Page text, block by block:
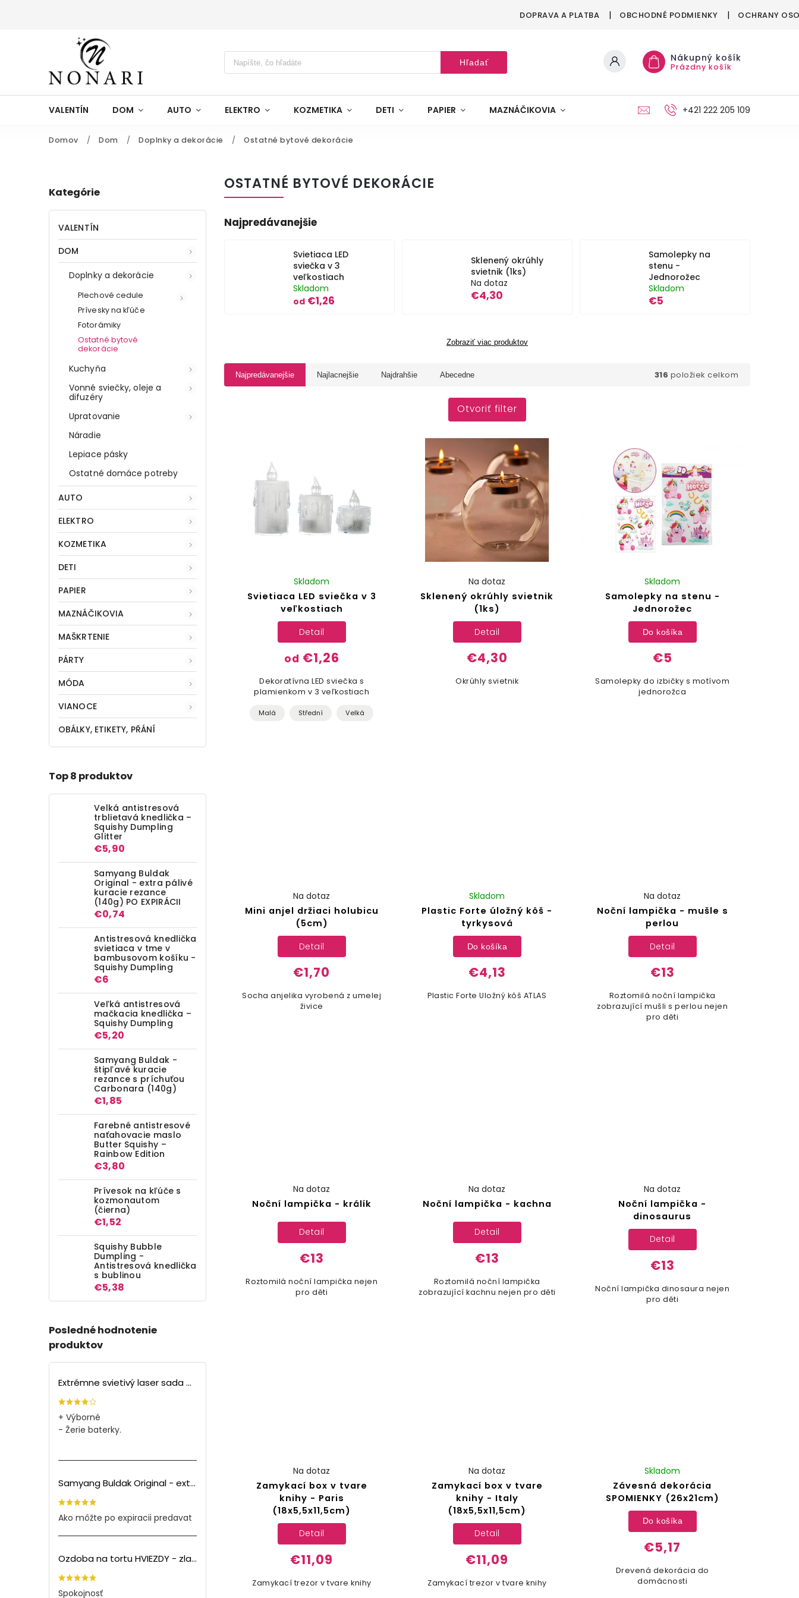
DOPRAVA A PLATBA OBCHODNÉ PODMIENKY OCHRANY
Hľadať Nákupný košík
Prázdny košík
VALENTÍN DOM AUTO ELEKTRO KOZMETIKA DETI PAPIER MAZNÁČIKOVIA MAŠKRTENIE PÁRTY MÓDA
+421 222 205 109
Domov / Dom / Doplnky a dekorácie / Ostatné bytové dekorácie
Kategórie
VALENTÍN
DOM
Doplnky a dekorácie
Plechové cedule
Prívesky na kľúče
Fotorámiky
Ostatné bytové
dekorácie
Kuchyňa
Vonné sviečky, oleje a
difuzéry
Upratovanie
Náradie
Lepiace pásky
Ostatné domáce potreby
AUTO
ELEKTRO
KOZMETIKA
DETI
PAPIER
MAZNÁČIKOVIA
MAŠKRTENIE
PÁRTY
MÓDA
VIANOCE
OBÁLKY, ETIKETY, PŘÁNÍ
Top 8 produktov
Velká antistresová
trblietavá knedlička –
Squishy Dumpling
Glitter
€5,90
Samyang Buldak
Original - extra pálivé
kuracie rezance
(140g) PO EXPIRÁCII
€0,74
Antistresová knedlička
svietiaca v tme v
bambusovom košíku -
Squishy Dumpling
€6
Veľká antistresová
mačkacia knedlička –
Squishy Dumpling
€5,20
Samyang Buldak -
štipľavé kuracie
rezance s príchuťou
Carbonara (140g)
€1,85
Farebné antistresové
naťahovacie maslo
Butter Squishy –
Rainbow Edition
€3,80
Prívesok na kľúče s
kozmonautom
(čierna)
€1,52
Squishy Bubble
Dumpling -
Antistresová knedlička
s bublinou
€5,38
Posledné hodnotenie
produktov
Extrémne svietivý laser sada + 4 nástavce
+ Výborné
- Žerie baterky.
Samyang Buldak Original - extra pálivé kuracie rezance (140g) PO EXPIRÁCII
Ako môžte po expiracii predavat
Ozdoba na tortu HVIEZDY - zlatá (5ks)
Spokojnosť
OSTATNÉ BYTOVÉ DEKORÁCIE
Najpredávanejšie
Svietiaca LED
sviečka v 3
veľkostiach
Skladom
od €1,26
Sklenený okrúhly
svietnik (1ks)
Na dotaz
€4,30
Samolepky na
stenu -
Jednorožec
Skladom
€5
Zobraziť viac produktov
Najpredávanejšie Najlacnejšie Najdrahšie Abecedne 316 položiek celkom
Otvoriť filter
Svietiaca LED sviečka v 3
veľkostiach
Skladom
od €1,26
Detail
Dekoratívna LED sviečka s
plamienkom v 3 veľkostiach
Malá Střední Velká
Sklenený okrúhly svietnik
(1ks)
Na dotaz
€4,30
Detail
Okrúhly svietnik
Samolepky na stenu -
Jednorožec
Skladom
€5
Do košíka
Samolepky do izbičky s motívom
jednorožca
Mini anjel držiaci holubicu
(5cm)
Na dotaz
€1,70
Detail
Socha anjelika vyrobená z umelej
živice
Plastic Forte úložný kôš -
tyrkysová
Skladom
€4,13
Do košíka
Plastic Forte Uložný kôš ATLAS
Noční lampička - mušle s
perlou
Na dotaz
€13
Detail
Roztomilá noční lampička
zobrazující mušli s perlou nejen
pro děti
Noční lampička - králík
Na dotaz
€13
Detail
Roztomilá noční lampička nejen
pro děti
Noční lampička - kachna
Na dotaz
€13
Detail
Roztomilá noční lampička
zobrazující kachnu nejen pro děti
Noční lampička -
dinosaurus
Na dotaz
€13
Detail
Noční lampička dinosaura nejen
pro děti
Zamykací box v tvare
knihy - Paris
(18x5,5x11,5cm)
Na dotaz
€11,09
Detail
Zamykací trezor v tvare knihy
Zamykací box v tvare
knihy - Italy
(18x5,5x11,5cm)
Na dotaz
€11,09
Detail
Zamykací trezor v tvare knihy
Závesná dekorácia
SPOMIENKY (26x21cm)
Skladom
€5,17
Do košíka
Drevená dekorácia do
domácnosti